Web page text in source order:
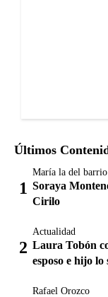
Últimos
María la del barrio
Soraya
Cirilo
Actualidad
Laura Tobón
esposo e hijo lo
Rafael Orozco